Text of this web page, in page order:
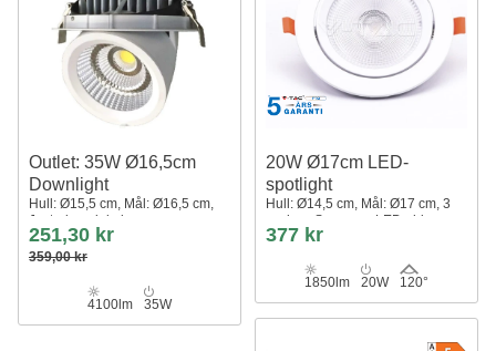
Outlet: 35W Ø16,5cm
Downlight
Hull: Ø15,5 cm, Mål: Ø16,5 cm,
Justerbar vinkel
251,30 kr
359,00 kr
4100lm 35W
20W Ø17cm LED-
spotlight
Hull: Ø14,5 cm, Mål: Ø17 cm, 3
cm høy, Samsung LED-chip
377 kr
1850lm 20W 120°